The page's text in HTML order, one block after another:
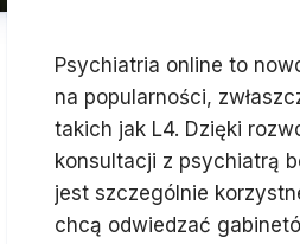
Psychiatria online to
na popularności,
takich jak L4. Dzięki
konsultacji z psychiatrą
jest szczególnie
chcą odwiedzać